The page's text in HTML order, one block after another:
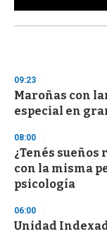
s
d
s
o
f
3
s
e
c
o
d
s
09:23
Maroñas con
especial en
08:00
¿Tenés
con la misma
psicología
06:00
Unidad